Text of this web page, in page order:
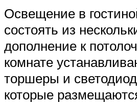
Освещение в
состоять из
дополнение к
комнате
торшеры и
которые